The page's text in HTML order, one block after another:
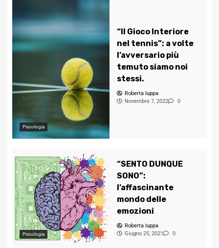
Psicologia
“Il Gioco Interiore
nel tennis”: a volte
l’avversario più
temuto siamo noi
stessi.
Roberta Iuppa
Novembre 7, 2022
0
Psicologia
“SENTO DUNQUE
SONO”:
l’affascinante
mondo delle
emozioni
Roberta Iuppa
Giugno 25, 2021
0